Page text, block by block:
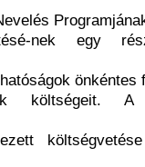
nek egy
önkéntes
költségeit. A